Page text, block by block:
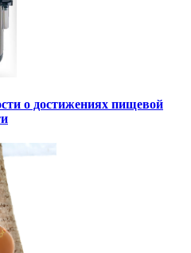
о достижениях пищевой